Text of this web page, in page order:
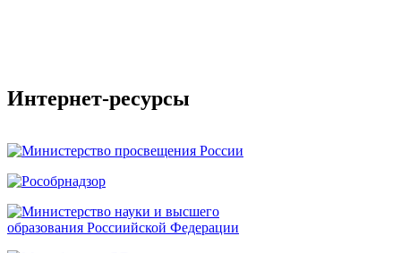
Интернет-ресурсы